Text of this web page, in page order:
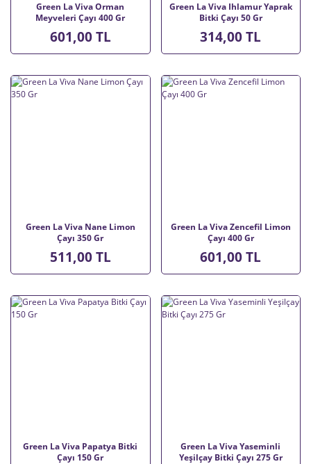
Green La Viva Orman
Meyveleri Çayı 400 Gr
601,00 TL
Green La Viva Ihlamur Yaprak
Bitki Çayı 50 Gr
314,00 TL
Green La Viva Nane Limon
Çayı 350 Gr
511,00 TL
Green La Viva Zencefil Limon
Çayı 400 Gr
601,00 TL
Green La Viva Papatya Bitki
Çayı 150 Gr
Green La Viva Yaseminli
Yeşilçay Bitki Çayı 275 Gr